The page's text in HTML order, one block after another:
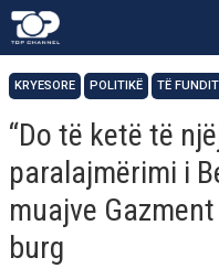
KRYESORE POLITIKË TË FUNDIT
“Do të ketë të
paralajmërimi i
muajve
burg